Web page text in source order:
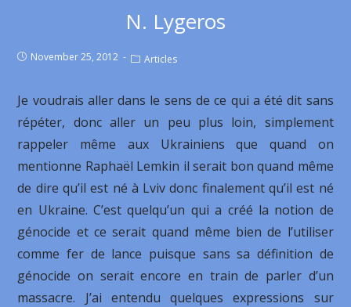
N. Lygeros
November 25, 2012 Articles
Je voudrais aller dans le sens de ce qui a été dit sans
répéter, donc aller un peu plus loin, simplement
rappeler même aux Ukrainiens que quand on
mentionne Raphaël Lemkin il serait bon quand même
de dire qu’il est né à Lviv donc finalement qu’il est né
en Ukraine. C’est quelqu’un qui a créé la notion de
génocide et ce serait quand même bien de l’utiliser
comme fer de lance puisque sans sa définition de
génocide on serait encore en train de parler d’un
massacre. J’ai entendu quelques expressions sur